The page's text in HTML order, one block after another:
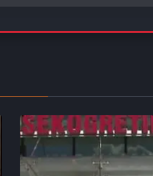
Volkswagen hisslerinin bir bölümünü
devredecek
VIDEOYU İZLE